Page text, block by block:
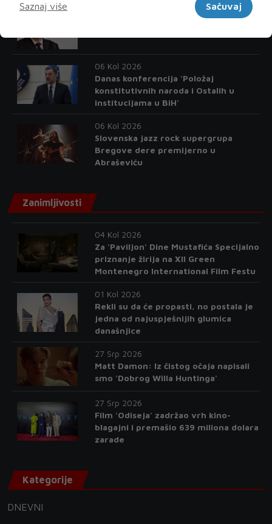
Saznaj više
Sačuvaj
06 Kol 2026
Danas konferencija 'Položaj
konstitutivnih naroda i Ostalih u
institucijama u BiH'
06 Kol 2026
Slovenska jazz rock supergrupa
Bregove dere premijerno u
Abraševiću
Zanimljivosti
04 Kol 2026
Za 'Paviljon' Dine Mustafića Specijalno
priznanje žirija na XII Green
Montenegro International Film Festu
01 Kol 2026
Rekli su da će propasti, no postala je
jedna od najuspješnijih glumica
današnjice
27 Srp 2026
Matt Damon: Iz čistog očaja napisali
smo 'Dobrog Willa Huntinga'
27 Srp 2026
Film 'Odiseja' zadržao vrh kino-
blagajni i premašio 639 miliona dolara
zarade
Kategorije
DNEVNI